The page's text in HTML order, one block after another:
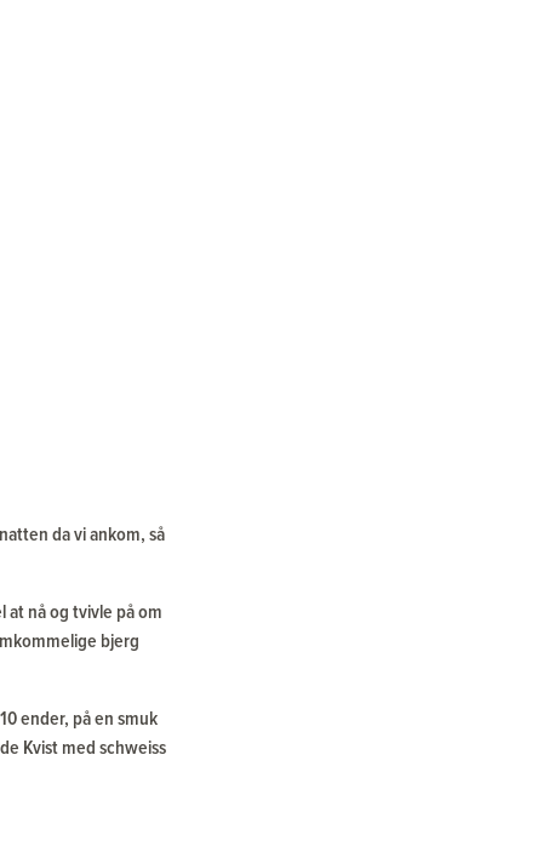
da vi ankom, så
nå og tvivle på om
bjerg
ender, på en smuk
Kvist med schweiss